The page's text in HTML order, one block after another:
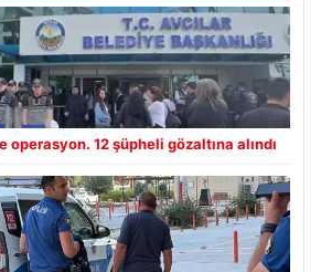
operasyon. 12 şüpheli gözaltına alındı